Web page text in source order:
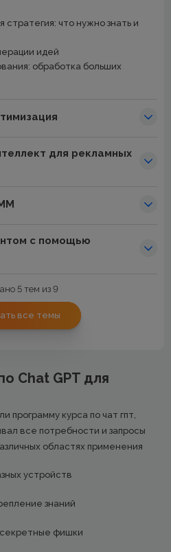
стратегия: что нужно знать и
идей
обработка больших
для рекламных
с помощью
5 тем из 9
все темы
Chat GPT для
программу курса по чат гпт,
все потребности и запросы
областях применения
устройств
знаний
фишки